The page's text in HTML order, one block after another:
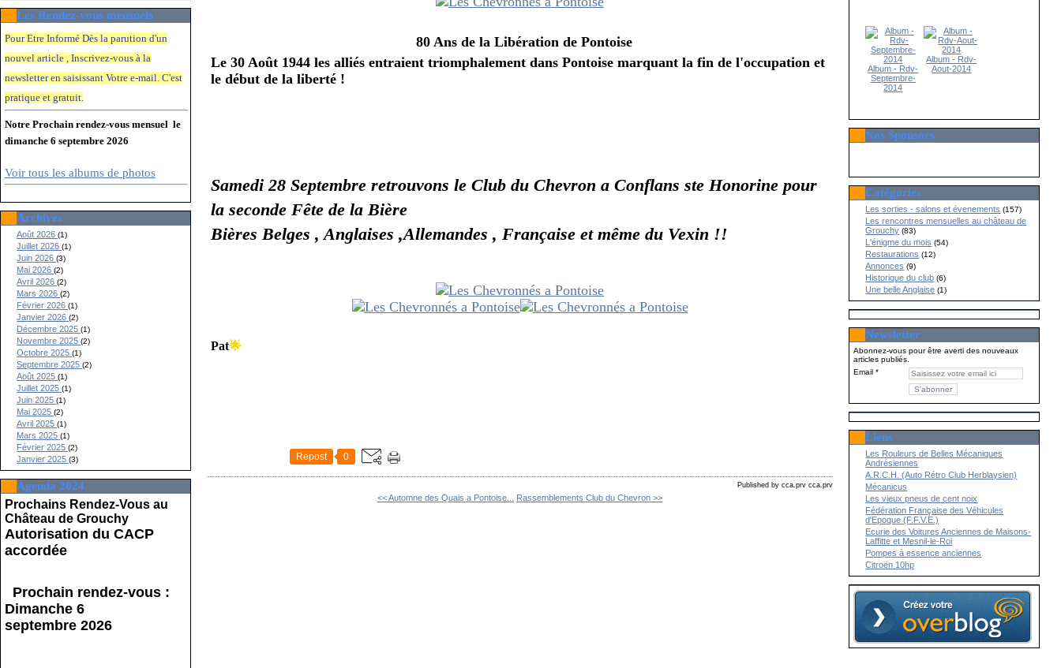
Les Rendez-vous mensuels
Pour Etre Informé Dès la parution d'un
nouvel article , Inscrivez-vous à la
newsletter en saisissant Votre e-mail. C'est
pratique et gratuit.
Notre Prochain rendez-vous mensuel le
dimanche 6 septembre 2026
Voir tous les albums de photos
Archives
Août 2026(1)
Juillet 2026(1)
Juin 2026(3)
Mai 2026(2)
Avril 2026(2)
Mars 2026(2)
Février 2026(1)
Janvier 2026(2)
Décembre 2025(1)
Novembre 2025(2)
Octobre 2025(1)
Septembre 2025(2)
Août 2025(1)
Juillet 2025(1)
Juin 2025(1)
Mai 2025(2)
Avril 2025(1)
Mars 2025(1)
Février 2025(2)
Janvier 2025(3)
Agenda 2024
Prochains Rendez-Vous au
Château de Grouchy
Autorisation du CACP
accordée
Prochain rendez-vous :
Dimanche 6
septembre 2026
80 Ans de la Libération de Pontoise
Le 30 Août 1944 les alliés entraient triomphalement dans Pontoise marquant la fin de l'occupation et
le début de la liberté !
Samedi 28 Septembre retrouvons le Club du Chevron a Conflans ste Honorine pour
laseconde Fête de la Bière
Bières Belges , Anglaises ,Allemandes , Française et même du Vexin !!
Pat🌟
Repost 0
Published by cca.prv cca.prv
<< Automne des Quais a Pontoise... Rassemblements Club du Chevron >>
Album - Rdv-
Septembre-
2014
Album - Rdv-
Aout-2014
Nos Sponsors
Catégories
Les sorties - salons et évenements (157)
Les rencontres mensuelles au château de
Grouchy (83)
L'énigme du mois (54)
Restaurations (12)
Annonces (9)
Historique du club (6)
Une belle Anglaise (1)
Newsletter
Abonnez-vous pour être averti des nouveaux
articles publiés.
Email
Liens
Les Rouleurs de Belles Mécaniques
Andrésiennes
A.R.C.H. (Auto Rétro Club Herblaysien)
Mécanicus
Les vieux pneus de cent noix
Fédération Française des Véhicules
d'Epoque (F.F.V.E.)
Ecurie des Voitures Anciennes de Maisons-
Laffitte et Mesnil-le-Roi
Pompes à essence anciennes
Citroën 10hp